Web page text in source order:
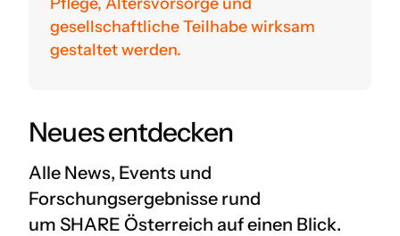
gesellschaftliche Teilhabe wirksam
gestaltet werden.
Neues entdecken
Alle News, Events und
Forschungsergebnisse rund
um SHARE Österreich auf einen Blick.